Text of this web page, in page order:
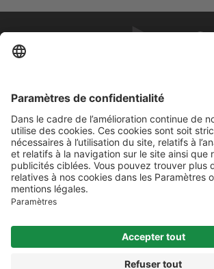
À propos de MedflixS®
Aide
Contact
Mentions légales